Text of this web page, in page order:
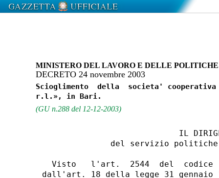
MINISTERO DEL LAVORO E DELLE
DECRETO 24 novembre 2003
Scioglimento  della  societa' cooperativa
(GU n.288 del 12-12-2003)
IL
del servizio
Visto   l'art.  2544  del  codice
dall'art. 18 della legge 31 gennaio